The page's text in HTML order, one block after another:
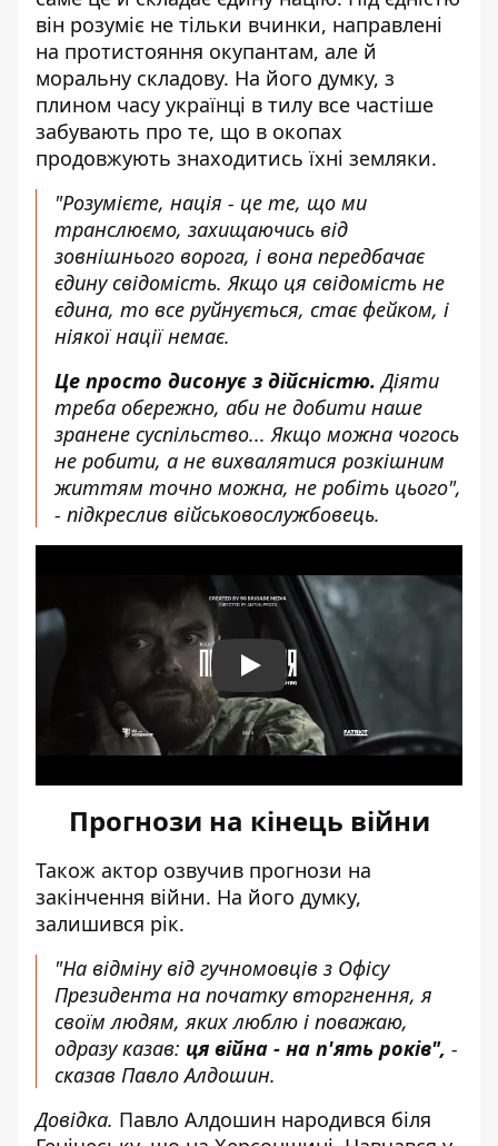
він розуміє не тільки вчинки, направлені
на протистояння окупантам, але й
моральну складову. На його думку, з
плином часу українці в тилу все частіше
забувають про те, що в окопах
продовжують знаходитись їхні земляки.
"Розумієте, нація - це те, що ми
транслюємо, захищаючись від
зовнішнього ворога, і вона передбачає
єдину свідомість. Якщо ця свідомість не
єдина, то все руйнується, стає фейком, і
ніякої нації немає.
Це просто дисонує з дійсністю. Діяти
треба обережно, аби не добити наше
зранене суспільство... Якщо можна чогось
не робити, а не вихвалятися розкішним
життям точно можна, не робіть цього",
- підкреслив військовослужбовець.
Play
Прогнози на кінець війни
Також актор озвучив прогнози на
закінчення війни. На його думку,
залишився рік.
"На відміну від гучномовців з Офісу
Президента на початку вторгнення, я
своїм людям, яких люблю і поважаю,
одразу казав: ця війна - на п'ять років", -
сказав Павло Алдошин.
Довідка. Павло Алдошин народився біля